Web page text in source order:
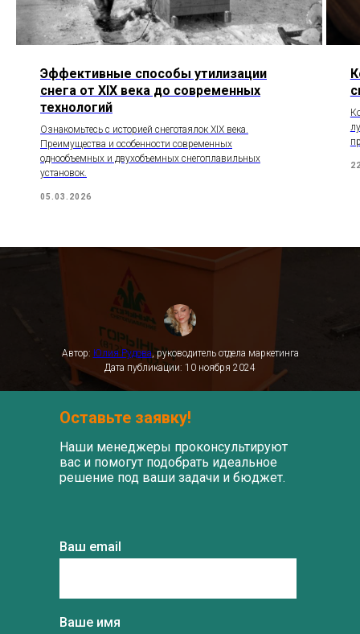
Эффективные способы утилизации
снега от XIX века до современных
технологий
Ознакомьтесь с историей снеготаялок XIX века.
Преимущества и особенности современных
однообъемных и двухобъемных снегоплавильных
установок.
05.03.2026
Автор: Юлия Рудова, руководитель отдела маркетинга
Дата публикации: 10 ноября 2024
Оставьте заявку!
Наши менеджеры проконсультируют
вас и помогут подобрать идеальное
решение под ваши задачи и бюджет.
Ваш email
Ваше имя